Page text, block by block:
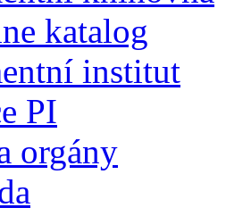
katalog
institut
PI
orgány